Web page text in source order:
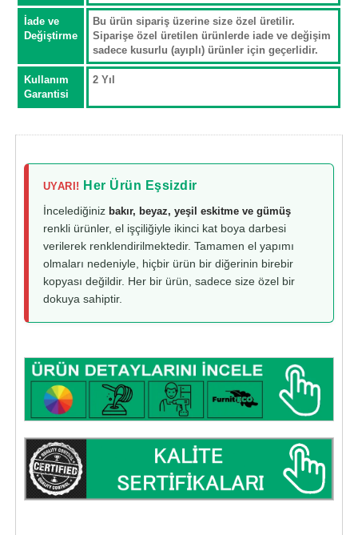
İade ve
Değiştirme
Bu ürün sipariş üzerine size özel üretilir.
Siparişe özel üretilen ürünlerde iade ve değişim
sadece kusurlu (ayıplı) ürünler için geçerlidir.
Kullanım
Garantisi
2 Yıl
UYARI! Her Ürün Eşsizdir
İncelediğiniz bakır, beyaz, yeşil eskitme ve gümüş
renkli ürünler, el işçiliğiyle ikinci kat boya darbesi
verilerek renklendirilmektedir. Tamamen el yapımı
olmaları nedeniyle, hiçbir ürün bir diğerinin birebir
kopyası değildir. Her bir ürün, sadece size özel bir
dokuya sahiptir.